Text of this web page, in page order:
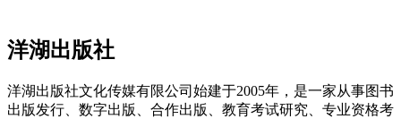
洋湖出版社
洋湖出版社文化传媒有限公司始建于2005年，是一家从事图书
出版发行、数字出版、合作出版、教育考试研究、专业资格考